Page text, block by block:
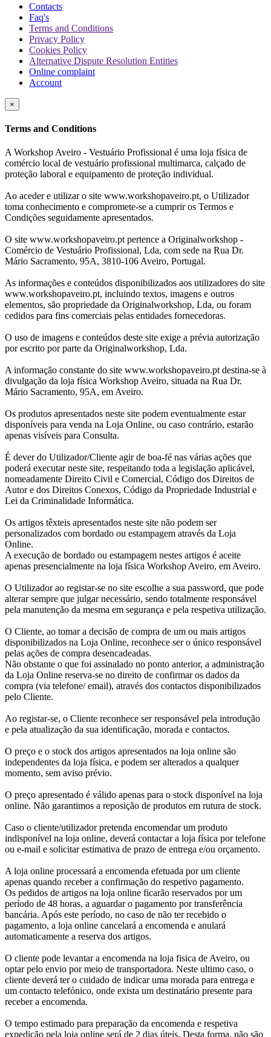
Contacts
Faq's
Terms and Conditions
Privacy Policy
Cookies Policy
Alternative Dispute Resolution Entities
Online complaint
Account
×
Terms and Conditions
A Workshop Aveiro - Vestuário Profissional é uma loja física de
comércio local de vestuário profissional multimarca, calçado de
proteção laboral e equipamento de proteção individual.
Ao aceder e utilizar o site www.workshopaveiro.pt, o Utilizador
toma conhecimento e compromete-se a cumprir os Termos e
Condições seguidamente apresentados.
O site www.workshopaveiro.pt pertence a Originalworkshop -
Comércio de Vestuário Profissional, Lda, com sede na Rua Dr.
Mário Sacramento, 95A, 3810-106 Aveiro, Portugal.
As informações e conteúdos disponibilizados aos utilizadores do site
www.workshopaveiro.pt, incluindo textos, imagens e outros
elementos, são propriedade da Originalworkshop, Lda, ou foram
cedidos para fins comerciais pelas entidades fornecedoras.
O uso de imagens e conteúdos deste site exige a prévia autorização
por escrito por parte da Originalworkshop, Lda.
A informação constante do site www.workshopaveiro.pt destina-se à
divulgação da loja física Workshop Aveiro, situada na Rua Dr.
Mário Sacramento, 95A, em Aveiro.
Os produtos apresentados neste site podem eventualmente estar
disponíveis para venda na Loja Online, ou caso contrário, estarão
apenas visíveis para Consulta.
É dever do Utilizador/Cliente agir de boa-fé nas várias ações que
poderá executar neste site, respeitando toda a legislação aplicável,
nomeadamente Direito Civil e Comercial, Código dos Direitos de
Autor e dos Direitos Conexos, Código da Propriedade Industrial e
Lei da Criminalidade Informática.
Os artigos têxteis apresentados neste site não podem ser
personalizados com bordado ou estampagem através da Loja
Online.
A execução de bordado ou estampagem nestes artigos é aceite
apenas presencialmente na loja física Workshop Aveiro, em Aveiro.
O Utilizador ao registar-se no site escolhe a sua password, que pode
alterar sempre que julgar necessário, sendo totalmente responsável
pela manutenção da mesma em segurança e pela respetiva utilização.
O Cliente, ao tomar a decisão de compra de um ou mais artigos
disponibilizados na Loja Online, reconhece ser o único responsável
pelas ações de compra desencadeadas.
Não obstante o que foi assinalado no ponto anterior, a administração
da Loja Online reserva-se no direito de confirmar os dados da
compra (via telefone/ email), através dos contactos disponibilizados
pelo Cliente.
Ao registar-se, o Cliente reconhece ser responsável pela introdução
e pela atualização da sua identificação, morada e contactos.
O preço e o stock dos artigos apresentados na loja online são
independentes da loja física, e podem ser alterados a qualquer
momento, sem aviso prévio.
O preço apresentado é válido apenas para o stock disponível na loja
online. Não garantimos a reposição de produtos em rutura de stock.
Caso o cliente/utilizador pretenda encomendar um produto
indisponível na loja online, deverá contactar a loja física por telefone
ou e-mail e solicitar estimativa de prazo de entrega e/ou orçamento.
A loja online processará a encomenda efetuada por um cliente
apenas quando receber a confirmação do respetivo pagamento.
Os pedidos de artigos na loja online ficarão reservados por um
período de 48 horas, a aguardar o pagamento por transferência
bancária. Após este período, no caso de não ter recebido o
pagamento, a loja online cancelará a encomenda e anulará
automaticamente a reserva dos artigos.
O cliente pode levantar a encomenda na loja fisica de Aveiro, ou
optar pelo envio por meio de transportadora. Neste ultimo caso, o
cliente deverá ter o cuidado de indicar uma morada para entrega e
um contacto telefónico, onde exista um destinatário presente para
receber a encomenda.
O tempo estimado para preparação da encomenda e respetiva
expedição pela loja online será de 2 dias úteis. Desta forma, não são